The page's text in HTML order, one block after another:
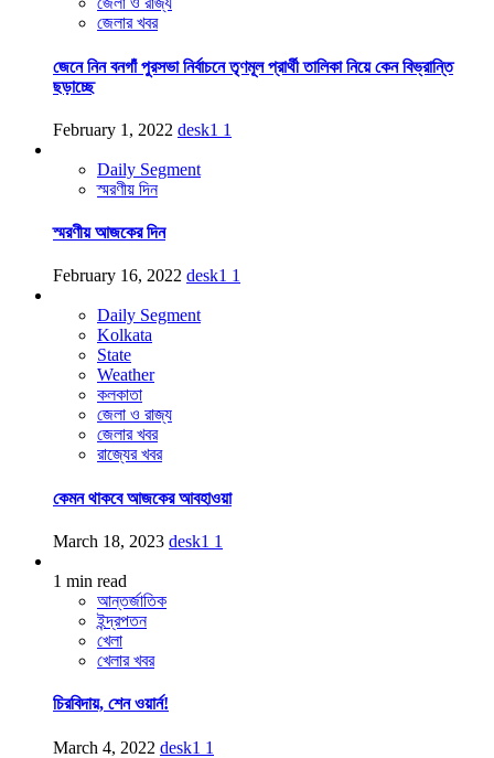
জেলার খবর
জেনে নিন বনগাঁ পুরসভা নির্বাচনে তৃণমূল প্রার্থী তালিকা নিয়ে কেন বিভ্রান্তি
ছড়াচ্ছে
February 1, 2022 desk1 1
Daily Segment
স্মরণীয় দিন
স্মরণীয় আজকের দিন
February 16, 2022 desk1 1
Daily Segment
Kolkata
State
Weather
কলকাতা
জেলা ও রাজ্য
জেলার খবর
রাজ্যের খবর
কেমন থাকবে আজকের আবহাওয়া
March 18, 2023 desk1 1
1 min read
আন্তর্জাতিক
ইন্দ্রপতন
খেলা
খেলার খবর
চিরবিদায়, শেন ওয়ার্ন!
March 4, 2022 desk1 1